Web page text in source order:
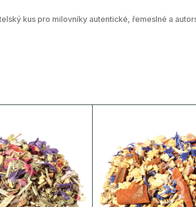
kus pro milovníky autentické, řemeslné a